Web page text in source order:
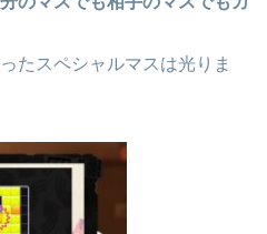
たスペシャルマスは光りま